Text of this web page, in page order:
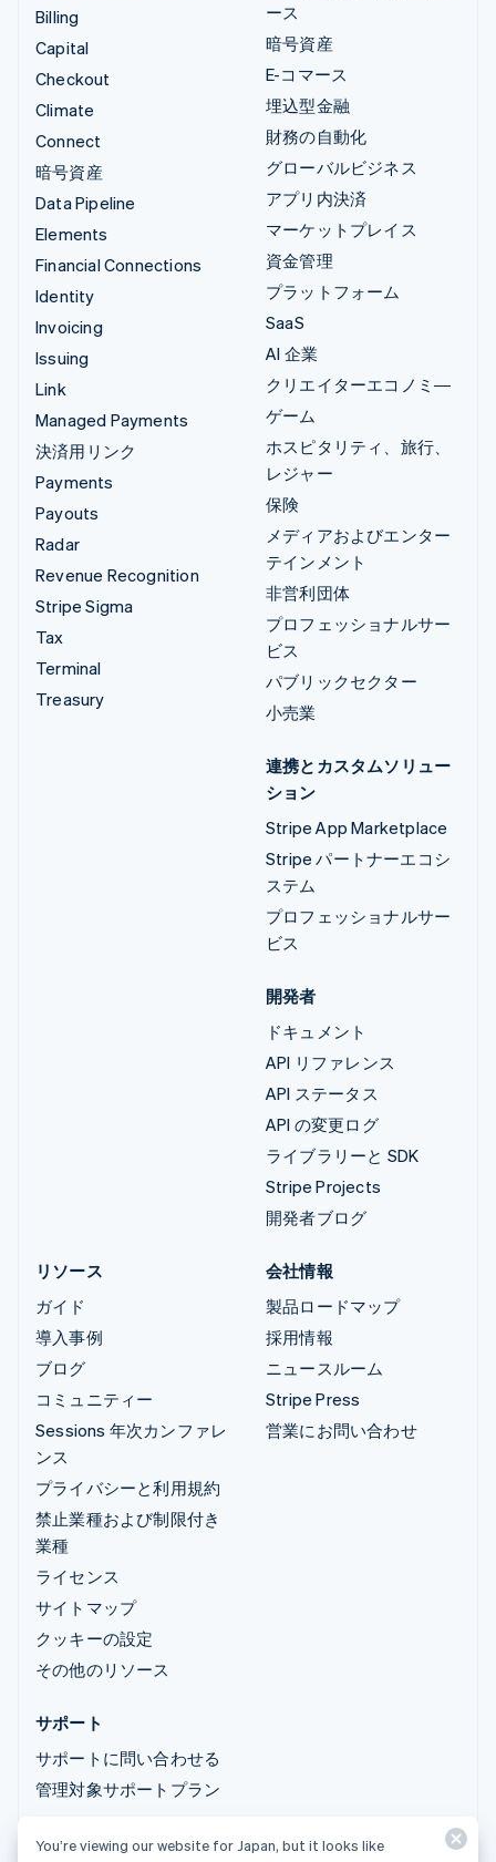
Billing
Capital
Checkout
Climate
Connect
暗号資産
Data Pipeline
Elements
Financial Connections
Identity
Invoicing
Issuing
Link
Managed Payments
決済用リンク
Payments
Payouts
Radar
Revenue Recognition
Stripe Sigma
Tax
Terminal
Treasury
ース
暗号資産
E-コマース
埋込型金融
財務の自動化
グローバルビジネス
アプリ内決済
マーケットプレイス
資金管理
プラットフォーム
SaaS
AI 企業
クリエイターエコノミ―
ゲーム
ホスピタリティ、旅行、
レジャー
保険
メディアおよびエンター
テインメント
非営利団体
プロフェッショナルサー
ビス
パブリックセクター
小売業
連携とカスタムソリュー
ション
Stripe App Marketplace
Stripe パートナーエコシ
ステム
プロフェッショナルサー
ビス
開発者
ドキュメント
API リファレンス
API ステータス
API の変更ログ
ライブラリーと SDK
Stripe Projects
開発者ブログ
リソース
ガイド
導入事例
ブログ
コミュニティー
Sessions 年次カンファレ
ンス
プライバシーと利用規約
禁止業種および制限付き
業種
ライセンス
サイトマップ
クッキーの設定
その他のリソース
会社情報
製品ロードマップ
採用情報
ニュースルーム
Stripe Press
営業にお問い合わせ
サポート
サポートに問い合わせる
管理対象サポートプラン
© 2026 Stripe, LLC
You’re viewing our website for Japan, but it looks like